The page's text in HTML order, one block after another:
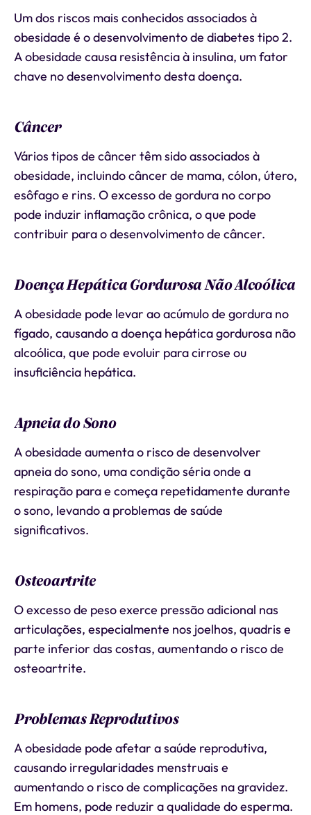
Um dos riscos mais conhecidos associados à
obesidade é o desenvolvimento de diabetes tipo 2.
A obesidade causa resistência à insulina, um fator
chave no desenvolvimento desta doença.
Câncer
Vários tipos de câncer têm sido associados à
obesidade, incluindo câncer de mama, cólon, útero,
esôfago e rins. O excesso de gordura no corpo
pode induzir inflamação crônica, o que pode
contribuir para o desenvolvimento de câncer.
Doença Hepática Gordurosa Não Alcoólica
A obesidade pode levar ao acúmulo de gordura no
fígado, causando a doença hepática gordurosa não
alcoólica, que pode evoluir para cirrose ou
insuficiência hepática.
Apneia do Sono
A obesidade aumenta o risco de desenvolver
apneia do sono, uma condição séria onde a
respiração para e começa repetidamente durante
o sono, levando a problemas de saúde
significativos.
Osteoartrite
O excesso de peso exerce pressão adicional nas
articulações, especialmente nos joelhos, quadris e
parte inferior das costas, aumentando o risco de
osteoartrite.
Problemas Reprodutivos
A obesidade pode afetar a saúde reprodutiva,
causando irregularidades menstruais e
aumentando o risco de complicações na gravidez.
Em homens, pode reduzir a qualidade do esperma.